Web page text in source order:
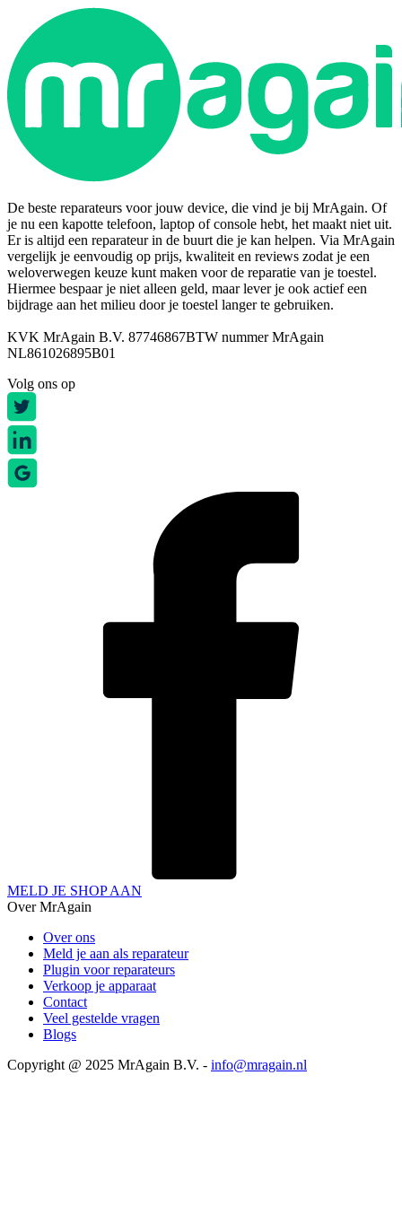
De beste reparateurs voor jouw device, die vind je bij MrAgain. Of
je nu een kapotte telefoon, laptop of console hebt, het maakt niet uit.
Er is altijd een reparateur in de buurt die je kan helpen. Via MrAgain
vergelijk je eenvoudig op prijs, kwaliteit en reviews zodat je een
weloverwegen keuze kunt maken voor de reparatie van je toestel.
Hiermee bespaar je niet alleen geld, maar lever je ook actief een
bijdrage aan het milieu door je toestel langer te gebruiken.
KVK MrAgain B.V. 87746867BTW nummer MrAgain
NL861026895B01
Volg ons op
MELD JE SHOP AAN
Over MrAgain
Over ons
Meld je aan als reparateur
Plugin voor reparateurs
Verkoop je apparaat
Contact
Veel gestelde vragen
Blogs
Copyright @ 2025 MrAgain B.V. - info@mragain.nl